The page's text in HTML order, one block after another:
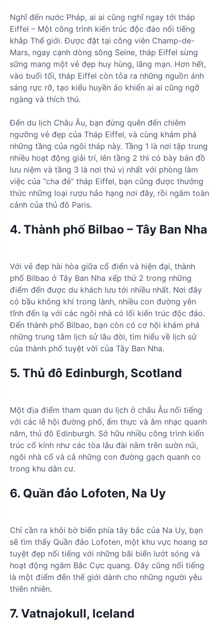
Nghĩ đến nước Pháp, ai ai cũng nghĩ ngay tới tháp
Eiffel – Một công trình kiến trúc độc đáo nổi tiếng
khắp Thế giới. Được đặt tại công viên Champ-de-
Mars, ngay cạnh dòng sông Seine, tháp Eiffel sừng
sững mang một vẻ đẹp huy hùng, lãng mạn. Hơn hết,
vào buổi tối, tháp Eiffel còn tỏa ra những nguồn ánh
sáng rực rỡ, tạo kiểu huyền ảo khiến ai ai cũng ngỡ
ngàng và thích thú.
Đến du lịch Châu Âu, bạn đừng quên đến chiêm
ngưỡng vẻ đẹp của Tháp Eiffel, và cùng khám phá
những tầng của ngôi tháp này. Tầng 1 là nơi tập trung
nhiều hoạt động giải trí, lên tầng 2 thì có bày bán đồ
lưu niệm và tầng 3 là nơi thú vị nhất với phòng làm
việc của “cha đẻ” tháp Eiffel, bạn cũng được thưởng
thức những loại rượu hảo hạng nơi đây, rồi ngắm toàn
cảnh của thủ đô Paris.
4. Thành phố Bilbao – Tây Ban Nha
Với vẻ đẹp hài hòa giữa cổ điển và hiện đại, thành
phố Bilbao ở Tây Ban Nha xếp thứ 2 trong những
điểm đến được du khách lưu tới nhiều nhất. Nơi đây
có bầu không khí trong lành, nhiều con đường yên
tĩnh đến lạ với các ngôi nhà có lối kiến trúc độc đáo.
Đến thành phố Bilbao, bạn còn có cơ hội khám phá
những trung tâm lịch sử lâu đời, tìm hiểu về lịch sử
của thành phố tuyệt vời của Tây Ban Nha.
5. Thủ đô Edinburgh, Scotland
Một địa điểm tham quan du lịch ở châu Âu nổi tiếng
với các lễ hội đường phố, ẩm thực và âm nhạc quanh
năm, thủ đô Edinburgh. Sở hữu nhiều công trình kiến
trúc cổ kính như các tòa lâu đài nằm trên sườn núi,
ngôi nhà cổ và cả những con đường gạch quanh co
trong khu dân cư.
6. Quần đảo Lofoten, Na Uy
Chỉ cần ra khỏi bờ biển phía tây bắc của Na Uy, bạn
sẽ tìm thấy Quần đảo Lofoten, một khu vực hoang sơ
tuyệt đẹp nổi tiếng với những bãi biển lướt sóng và
hoạt động ngắm Bắc Cực quang. Đây cũng nổi tiếng
là một điểm đến thế giới dành cho những người yêu
thiên nhiên.
7. Vatnajokull, Iceland